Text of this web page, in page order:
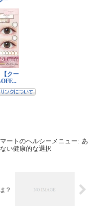
ートのヘルシーメニュー: あ
い健康的な選択
？